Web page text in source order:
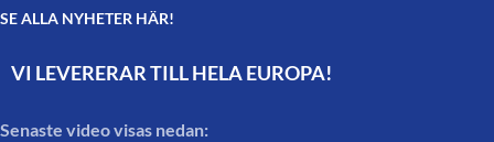
SE ALLA NYHETER HÄR!
VI LEVERERAR TILL HELA EUROPA!
Senaste video visas nedan: